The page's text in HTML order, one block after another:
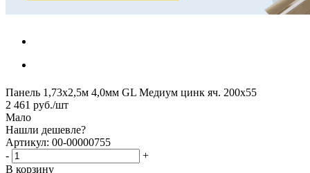
Панель 1,73х2,5м 4,0мм GL Медиум цинк яч. 200х55
2 461 руб./шт
Мало
Нашли дешевле?
Артикул: 00-00000755
-
+
В корзину